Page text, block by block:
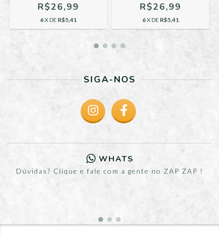
R$26,99
6X DE R$5,41
R$26,99
6X DE R$5,41
SIGA-NOS
WHATS
Dúvidas? Clique e fale com a gente no ZAP ZAP !